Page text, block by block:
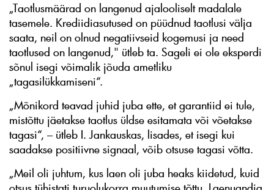
„Taotlusmäärad on langenud ajalooliselt madalale
tasemele. Krediidiasutused on püüdnud taotlusi välja
saata, neil on olnud negatiivseid kogemusi ja need
taotlused on langenud," ütleb ta. Sageli ei ole eksperdi
sõnul isegi võimalik jõuda ametliku
„tagasilükkamiseni“.
„Mõnikord teavad juhid juba ette, et garantiid ei tule,
mistõttu jäetakse taotlus üldse esitamata või võetakse
tagasi“, – ütleb I. Jankauskas, lisades, et isegi kui
saadakse positiivne signaal, võib otsuse tagasi võtta.
„Meil oli juhtum, kus laen oli juba heaks kiidetud, kuid